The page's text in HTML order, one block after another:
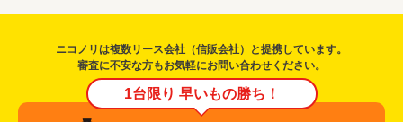
ニコノリは複数リース会社（信販会社）と提携しています。
審査に不安な方もお気軽にお問い合わせください。
1台限り 早いもの勝ち！